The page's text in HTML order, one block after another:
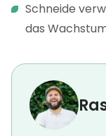
Schneide
das